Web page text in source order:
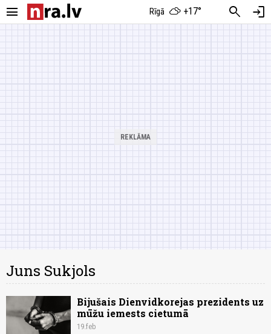
menu Rīgā +17° search login
Juns Sukjols
Bijušais Dienvidkorejas prezidents uz
mūžu iemests cietumā
19.feb